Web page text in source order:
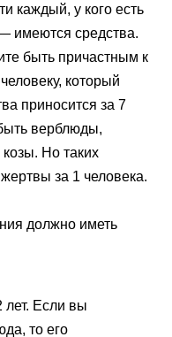
каждый, у кого есть
имеются средства.
быть причастным к
который
приносится за 7
верблюды,
Но таких
за 1 человека.
должно иметь
Если вы
то его